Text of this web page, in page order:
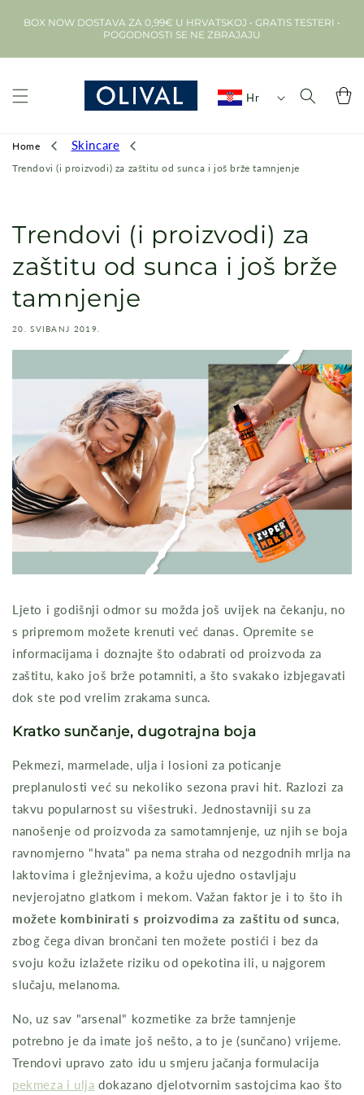
sadržajBOX NOW DOSTAVA ZA 0,99€ U HRVATSKOJ • GRATIS TESTERI •
POGODNOSTI SE NE ZBRAJAJU
Hr Košarica
Home Skincare
Trendovi (i proizvodi) za zaštitu od sunca i još brže tamnjenje
Trendovi (i proizvodi) za
zaštitu od sunca i još brže
tamnjenje
20. SVIBANJ 2019.
Ljeto i godišnji odmor su možda još uvijek na čekanju, no
s pripremom možete krenuti već danas. Opremite se
informacijama i doznajte što odabrati od proizvoda za
zaštitu, kako još brže potamniti, a što svakako izbjegavati
dok ste pod vrelim zrakama sunca.
Kratko sunčanje, dugotrajna boja
Pekmezi, marmelade, ulja i losioni za poticanje
preplanulosti već su nekoliko sezona pravi hit. Razlozi za
takvu popularnost su višestruki. Jednostavniji su za
nanošenje od proizvoda za samotamnjenje, uz njih se boja
ravnomjerno "hvata" pa nema straha od nezgodnih mrlja na
laktovima i gležnjevima, a kožu ujedno ostavljaju
nevjerojatno glatkom i mekom. Važan faktor je i to što ih
možete kombinirati s proizvodima za zaštitu od sunca,
zbog čega divan brončani ten možete postići i bez da
svoju kožu izlažete riziku od opekotina ili, u najgorem
slučaju, melanoma.
No, uz sav "arsenal" kozmetike za brže tamnjenje
potrebno je da imate još nešto, a to je (sunčano) vrijeme.
Trendovi upravo zato idu u smjeru jačanja formulacija
pekmeza i ulja dokazano djelotvornim sastojcima kao što